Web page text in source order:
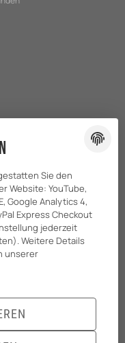
Sie den
Website: YouTube,
Google Analytics 4,
Express Checkout
jederzeit
Weitere Details
unserer